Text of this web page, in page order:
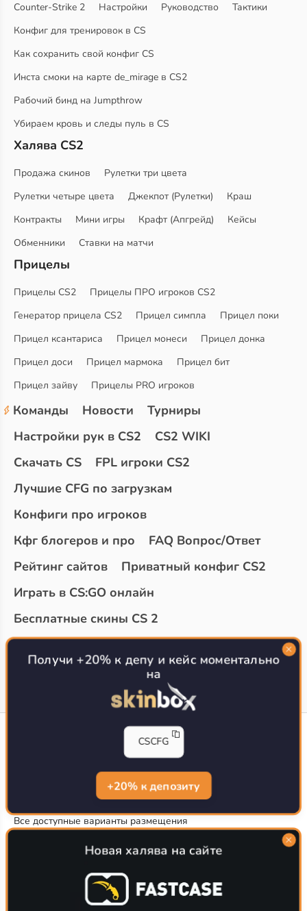
Counter-Strike 2 Настройки Руководство
Тактики
Конфиг для тренировок в CS
Как сохранить свой конфиг CS
Инста смоки на карте de_mirage в CS2
Рабочий бинд на Jumpthrow
Убираем кровь и следы пуль в CS
Халява CS2
Продажа скинов
Рулетки три цвета
Рулетки четыре цвета
Джекпот (Рулетки)
Краш
Контракты
Мини игры Крафт (Апгрейд)
Кейсы
Обменники
Ставки на матчи
Прицелы
Прицелы CS2
Прицелы ПРО игроков CS2
Генератор прицела CS2
Прицел симпла
Прицел поки
Прицел ксантариса
Прицел монеси
Прицел донка
Прицел доси
Прицел мармока
Прицел бит
Прицел зайву
Прицелы PRO игроков
Команды Новости
Турниры
Настройки рук в CS2
CS2 WIKI
Скачать CS
FPL игроки CS2
Лучшие CFG по загрузкам
Конфиги про игроков
Кфг блогеров и про
FAQ Вопрос/Ответ
Рейтинг сайтов
Приватный конфиг CS2
Играть в CS:GO онлайн
Бесплатные скины CS 2
Топ сайтов с халявой КС 2
О проекте
CS-CONFIG.com © 2020-2026 г.
Политика конфиденциальности
РЕКЛАМА НА САЙТЕ
Все доступные варианты размещения
Согласие на обработку данных
О CS-CONFIG.COM
CFG pro CS 2 - именно это мы и размещаем на нашем
проекте, иными словами мы предоставляем пользователям
конфиги про игроков кс2. Также вы сможете
самостоятельно поделиться своими настройками с другими
Получи +20% к депу и кейс моментально
на
CSCFG
+20% к депозиту
Новая халява на сайте